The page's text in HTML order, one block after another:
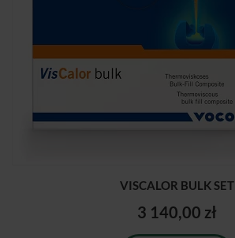
VISCALOR BULK SET
3 140,00 zł